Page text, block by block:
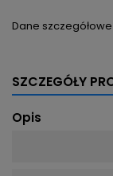
Dane
SZCZEGÓŁY
Opis